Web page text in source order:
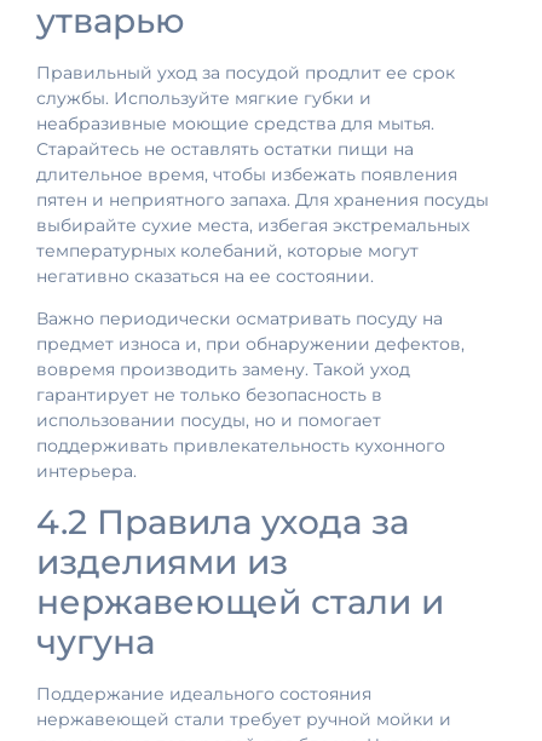
утварью
Правильный уход за посудой продлит ее срок
службы. Используйте мягкие губки и
неабразивные моющие средства для мытья.
Старайтесь не оставлять остатки пищи на
длительное время, чтобы избежать появления
пятен и неприятного запаха. Для хранения посуды
выбирайте сухие места, избегая экстремальных
температурных колебаний, которые могут
негативно сказаться на ее состоянии.
Важно периодически осматривать посуду на
предмет износа и, при обнаружении дефектов,
вовремя производить замену. Такой уход
гарантирует не только безопасность в
использовании посуды, но и помогает
поддерживать привлекательность кухонного
интерьера.
4.2 Правила ухода за
изделиями из
нержавеющей стали и
чугуна
Поддержание идеального состояния
нержавеющей стали требует ручной мойки и